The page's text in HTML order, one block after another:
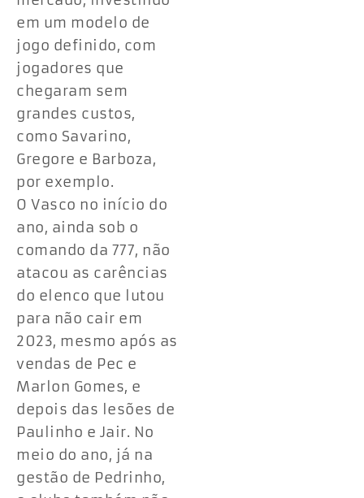
em um modelo de
jogo definido, com
jogadores que
chegaram sem
grandes custos,
como Savarino,
Gregore e Barboza,
por exemplo.
O Vasco no início do
ano, ainda sob o
comando da 777, não
atacou as carências
do elenco que lutou
para não cair em
2023, mesmo após as
vendas de Pec e
Marlon Gomes, e
depois das lesões de
Paulinho e Jair. No
meio do ano, já na
gestão de Pedrinho,